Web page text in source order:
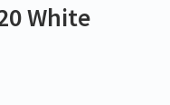
White